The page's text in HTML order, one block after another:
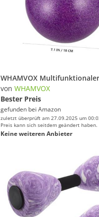
von WHAMVOX
Bester Preis
gefunden bei Amazon
zuletzt überprüft am 27.09.2025 um
Preis kann sich seitdem geändert haben.
Keine weiteren Anbieter